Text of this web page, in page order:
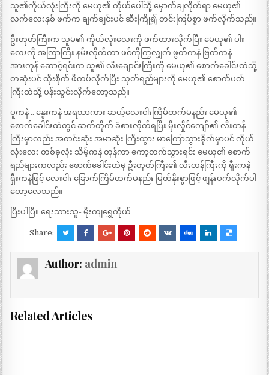
သူ၏ကိုယ်လုံးကြီးကို မေယု၏ ကိုယ်ပေါ်သို့ မှောက်ချလိုက်ရာ မေယု၏
လက်လေးနှစ် ဖက်က ချက်ချင်းပင် ဆီးကြို၍ တင်းကြပ်စွာ ဖက်လိုက်သည်။
ဦးတုတ်ကြီးက သူမ၏ ကိုယ်လုံးလေးကို ဖက်ထားလိုက်ပြီး မေယု၏ ပါး
လေးကို အကြာကြီး နမ်းလိုက်ကာ ဖင်ကိုကြွလျှက် ဖွတ်ကနဲ ဗြတ်ကနဲ
အားကုန် ဆောင့်ရင်းက သူ၏ လီးချောင်းကြီးကို မေယု၏ စောက်ခေါင်းထဲသို့
တဆုံးပင် ထိုးစိုက် ဖိကပ်လိုက်ပြီး သုတ်ရည်များကို မေယု၏ စောက်ပတ်
ကြီးထဲသို့ ပန်းသွင်းလိုက်တော့သည်။
ပူကနဲ .. နွေးကနဲ အရသာကား ဆယ့်လေးငါးကြိမ်ထက်မနည်း မေယု၏
စောက်ခေါင်းထဲတွင် ဆက်တိုက် ခံစားလိုက်ရပြီး မိုး‌လှိုင်ကျော်၏ လီးတန်
ကြီးမှာလည်း အတင်းဆုံး အမာဆုံး ကြီးထွား မာကြောသွားခိုက်မှာပင် ကိုယ်
လုံးလေး တစ်ခုလုံး သိမ့်ကနဲ တုန်ကာ ကော့တက်သွားရင်း မေယု၏ စောက်
ရည်များကလည်း စောက်ခေါင်းထဲမှ ဦးတုတ်ကြီး၏ လီးတန်ကြီးကို ရှီးကနဲ
ရှီးကနဲဖြင့် လေးငါး ခြောက်ကြိမ်ထက်မနည်း မြတ်နိုးစွာဖြင့် ဖျန်းပက်လိုက်ပါ
တော့လေသည်။
ပြီးပါပြီ။ ရေးသားသူ- မိုးကျရွှေကိုယ်
Share:
Author: admin
Related Articles